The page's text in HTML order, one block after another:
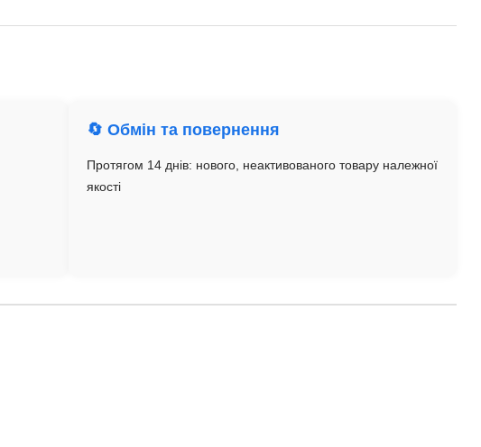
🔄 Обмін та повернення
Протягом 14 днів: нового, неактивованого товару належної
якості